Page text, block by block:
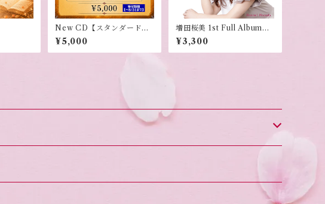
New CD【スタンダード予
約】
¥5,000
増田桜美 1st Full Album
"Hanauta!"
¥3,300